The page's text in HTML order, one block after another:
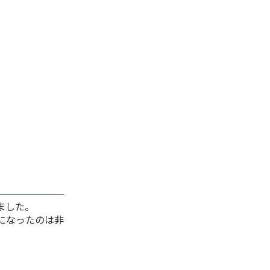
た。
なったのは非